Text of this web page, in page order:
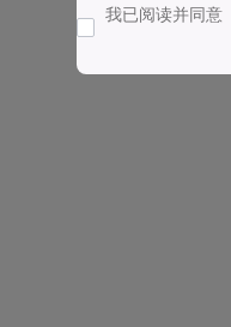
我已阅读并同意